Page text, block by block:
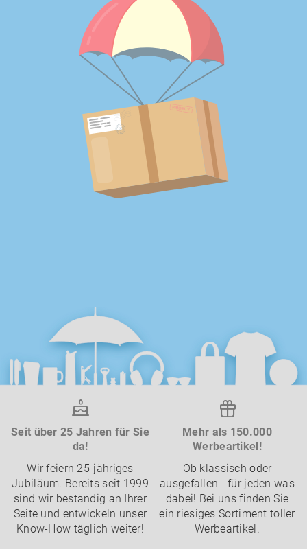
Seit über 25 Jahren für Sie
da!
Wir feiern 25-jähriges
Jubiläum. Bereits seit 1999
sind wir beständig an Ihrer
Seite und entwickeln unser
Know-How täglich weiter!
Mehr als 150.000
Werbeartikel!
Ob klassisch oder
ausgefallen - für jeden was
dabei! Bei uns finden Sie
ein riesiges Sortiment toller
Werbeartikel.